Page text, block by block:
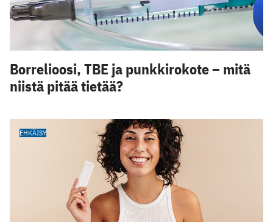
Borrelioosi, TBE ja punkkirokote – mitä
niistä pitää tietää?
EHKÄISY